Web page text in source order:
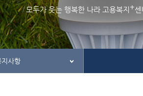
관련사이트 간행물
모두가 웃는 행복한 나라 고용복지 +
지사항